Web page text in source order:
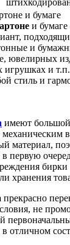
и бумаге
и бумаге
и
ювелирных
игрушках и
стиль и
имеют
материал,
первую
хранения
прекрасно
не
отличном